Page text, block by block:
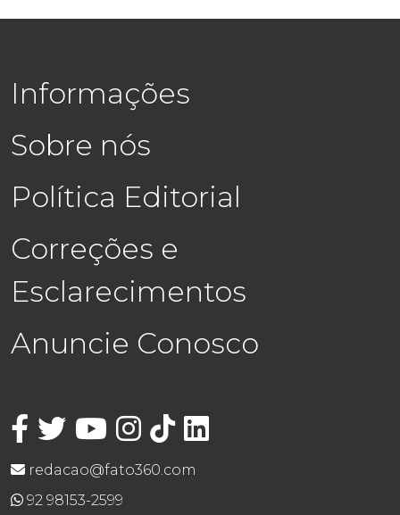
Informações
Sobre nós
Política Editorial
Correções e
Esclarecimentos
Anuncie Conosco
redacao@fato360.com
92 98153-2599